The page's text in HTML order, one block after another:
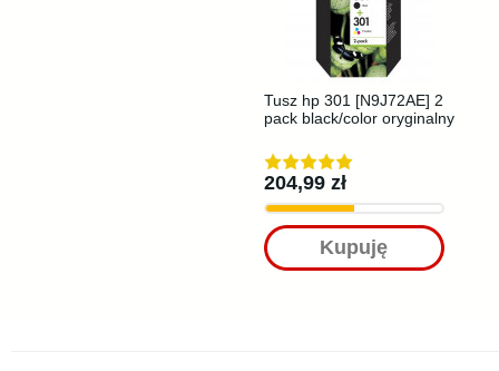
Tusz hp 301 [N9J72AE] 2
pack black/color oryginalny
204,99 zł
Kupuję